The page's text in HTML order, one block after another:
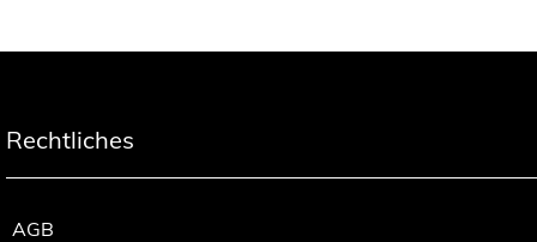
Rechtliches
AGB